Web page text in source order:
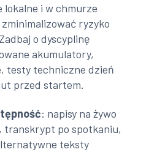
lokalne i w chmurze
ryzyko
o dyscyplinę
akumulatory,
testy techniczne dzień
przed startem.
: napisy na żywo
transkrypt po spotkaniu,
teksty